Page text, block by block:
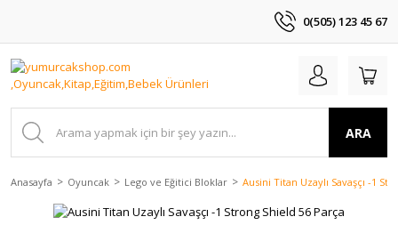
0(505) 123 45 67
ARA
Anasayfa Oyuncak Lego ve Eğitici Bloklar Ausini Titan Uzaylı Savaşçı -1